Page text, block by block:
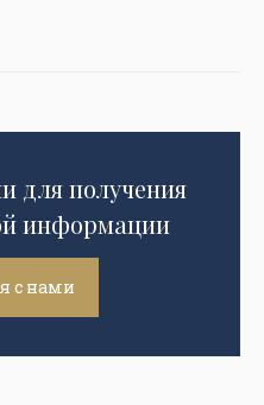
для получения
информации
с нами